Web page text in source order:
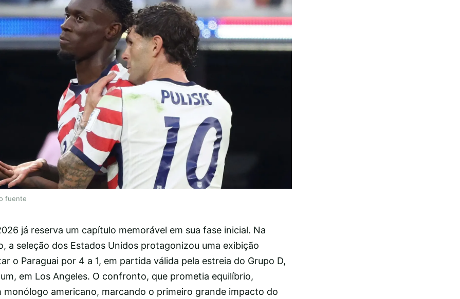
fuente
já reserva um capítulo memorável em sua fase inicial. Na
a seleção dos Estados Unidos protagonizou uma exibição
o Paraguai por 4 a 1, em partida válida pela estreia do Grupo D,
em Los Angeles. O confronto, que prometia equilíbrio,
americano, marcando o primeiro grande impacto do